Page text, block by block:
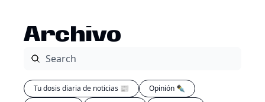
Archivo
Tu dosis diaria de noticias 📰
Opinión ✒️